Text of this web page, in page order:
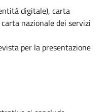
digitale), carta
nazionale dei servizi
per la presentazione